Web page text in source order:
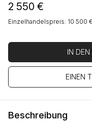
2 550 €
Einzelhandelspreis: 10 500 €
IN
EINEN
Beschreibung